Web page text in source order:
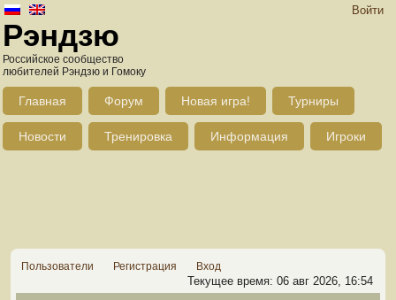
Войти
Рэндзю
Российское сообщество
любителей Рэндзю и Гомоку
Главная Форум Новая игра! Турниры
Новости Тренировка Информация Игроки
Пользователи Регистрация Вход
Текущее время: 06 авг 2026, 16:54